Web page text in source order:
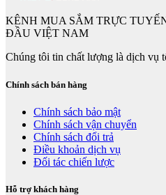
KÊNH MUA SẮM TRỰC
ĐẦU VIỆT NAM
Chúng tôi tin chất lượng là dịch vụ
Chính sách bán hàng
Chính sách bảo mật
Chính sách vận chuyển
Chính sách đổi trả
Điều khoản dịch vụ
Đối tác chiến lược
Hỗ trợ khách hàng